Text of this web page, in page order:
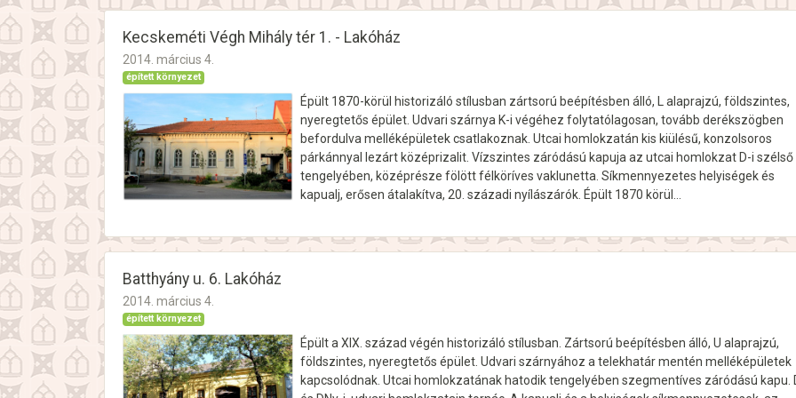
Kecskeméti Végh Mihály tér 1. - Lakóház
2014. március 4.
épített környezet
Épült 1870-körül historizáló stílusban zártsorú beépítésben álló, L alaprajzú, földszintes,
nyeregtetős épület. Udvari szárnya K-i végéhez folytatólagosan, tovább derékszögben
befordulva melléképületek csatlakoznak. Utcai homlokzatán kis kiülésű, konzolsoros
párkánnyal lezárt középrizalit. Vízszintes záródású kapuja az utcai homlokzat D-i szélső
tengelyében, középrésze fölött félköríves vaklunetta. Síkmennyezetes helyiségek és
kapualj, erősen átalakítva, 20. századi nyílászárók. Épült 1870 körül…
Batthyány u. 6. Lakóház
2014. március 4.
épített környezet
Épült a XIX. század végén historizáló stílusban. Zártsorú beépítésben álló, U alaprajzú,
földszintes, nyeregtetős épület. Udvari szárnyához a telekhatár mentén melléképületek
kapcsolódnak. Utcai homlokzatának hatodik tengelyében szegmentíves záródású kapu.